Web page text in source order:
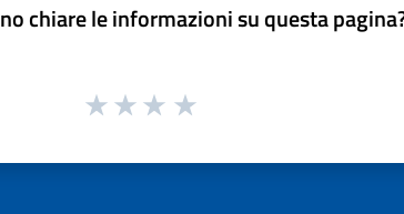
chiare le informazioni su questa